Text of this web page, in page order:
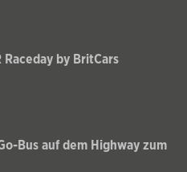
Raceday by BritCars
Bus auf dem Highway zum